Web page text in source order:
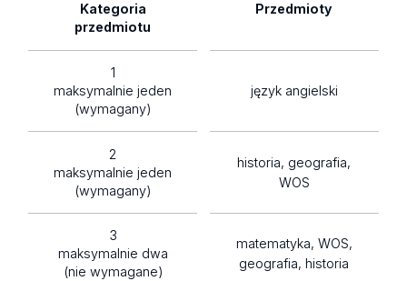
Kategoria
przedmiotu
Przedmioty
1
maksymalnie jeden
(wymagany)
język angielski
2
maksymalnie jeden
(wymagany)
historia, geografia,
WOS
3
maksymalnie dwa
(nie wymagane)
matematyka, WOS,
geografia, historia